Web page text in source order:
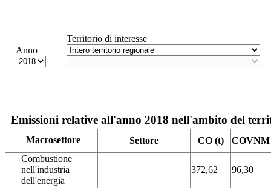
Anno
Territorio di interesse
Emissioni relative all'anno 2018 nell'ambito del
Macrosettore Settore CO (t)
COVNM
Combustione
nell'industria
dell'energia
372,62 96,30